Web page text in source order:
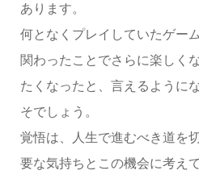
あります。
何となくプレイしていたゲー
関わったことでさらに楽しく
たくなったと、言えるように
そでしょう。
覚悟は、人生で進むべき道を
要な気持ちとこの機会に考え